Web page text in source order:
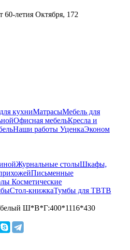
60-летия Октября, 172
кухниМатраcыМебель для
Офисная мебельКресла и
Наши работы УценкаЭконом
Журнальные столыШкафы,
Письменные
Косметические
Стол-книжкаТумбы для ТВТВ
Ш*В*Г:400*1116*430